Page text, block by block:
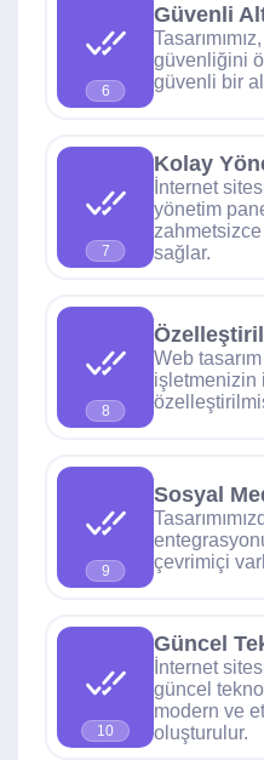
6
Güvenli
güvenliğini
güvenli bir
7
Kolay
İnternet
yönetim
sağlar.
8
Web
işletmenizin
9
Sosyal
çevrimiçi
10
Güncel
İnternet
güncel
modern ve
oluşturulur.